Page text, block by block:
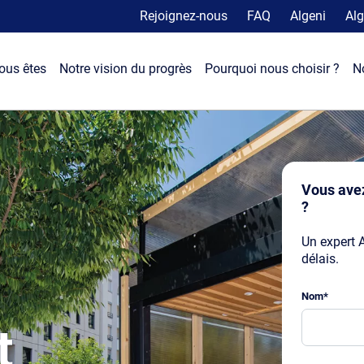
Rejoignez-nous FAQ Algeni
êtes Notre vision du progrès Pourquoi nous choisir ?
Vous
?
Un expert
délais.
Nom*